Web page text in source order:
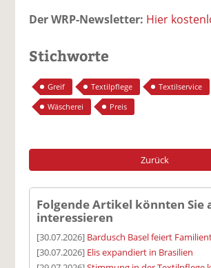
Der WRP-Newsletter: Hier
Stichworte
Greif Textilpflege
Textilservice
Wäscherei
Preis
Zurück
Folgende Artikel könnten Sie
interessieren
[30.07.2026] Bardusch Basel feiert
[30.07.2026] Elis expandiert in Brasilien